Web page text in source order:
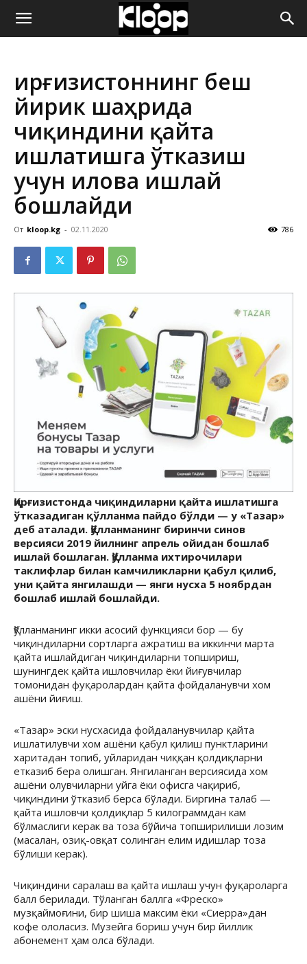
ҚИРҒИЗИСТОН
ЯНГИЛИКЛАРИ
Қирғизистоннинг беш
йирик шаҳрида
чиқиндини қайта
ишлатишга ўтказиш
учун илова ишлай
бошлайди
От kloop.kg - 02.11.2020 786
Қирғизистонда чиқиндиларни қайта ишлатишга
ўтказадиган қўлланма пайдо бўлди — у «Тазар»
деб аталади. Қўлланманинг биринчи синов
версияси 2019 йилнинг апрель ойидан бошлаб
ишлай бошлаган. Қўлланма ихтирочилари
таклифлар билан камчиликларни қабул қилиб,
уни қайта янгилашди — янги нусха 5 ноябрдан
бошлаб ишлай бошлайди.
Қўлланманинг икки асосий функцияси бор — бу
чиқиндиларни сортларга ажратиш ва иккинчи марта
қайта ишлайдиган чиқиндиларни топшириш,
шунингдек қайта ишловчилар ёки йиғувчилар
томонидан фуқаролардан қайта фойдаланувчи хом
ашёни йиғиш.
«Тазар» эски нусхасида фойдаланувчилар қайта
ишлатилувчи хом ашёни қабул қилиш пунктларини
харитадан топиб, уйларидан чиққан қолдиқларни
етказиб бера олишган. Янгиланган версиясида хом
ашёни олувчиларни уйга ёки офисга чақириб,
чиқиндини ўтказиб берса бўлади. Биргина талаб —
қайта ишловчи қолдиқлар 5 килограммдан кам
бўлмаслиги керак ва тоза бўйича топширилиши лозим
(масалан, озиқ-овқат солинган елим идишлар тоза
бўлиши керак).
Чиқиндини саралаш ва қайта ишлаш учун фуқароларга
балл берилади. Тўланган баллга «Фреско»
музқаймоғини, бир шиша максим ёки «Сиерра»дан
кофе ололасиз. Музейга бориш учун бир йиллик
абонемент ҳам олса бўлади.